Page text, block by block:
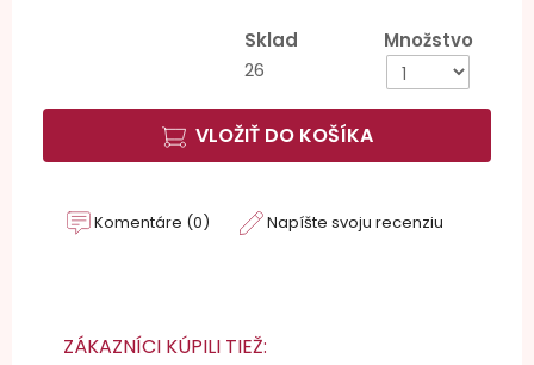
Sklad
26
Množstvo
VLOŽIŤ DO KOŠÍKA
Komentáre (0) Napíšte svoju recenziu
ZÁKAZNÍCI KÚPILI TIEŽ: